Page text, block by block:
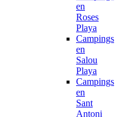
en
Roses
Playa
Campings
en
Salou
Playa
Campings
en
Sant
Antoni